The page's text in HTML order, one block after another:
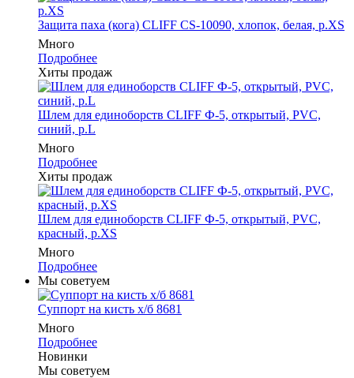
Защита паха (кога) CLIFF CS-10090, хлопок, белая, р.XS
Много
Подробнее
Хиты продаж
Шлем для единоборств CLIFF Ф-5, открытый, PVC,
синий, p.L
Много
Подробнее
Хиты продаж
Шлем для единоборств CLIFF Ф-5, открытый, PVC,
красный, p.XS
Много
Подробнее
Мы советуем
Суппорт на кисть х/б 8681
Много
Подробнее
Новинки
Мы советуем